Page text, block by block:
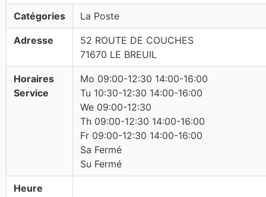
Catégories La Poste
Adresse
52 ROUTE DE COUCHES
71670 LE BREUIL
Horaires
Service
Mo 09:00-12:30 14:00-16:00
Tu 10:30-12:30 14:00-16:00
We 09:00-12:30
Th 09:00-12:30 14:00-16:00
Fr 09:00-12:30 14:00-16:00
Sa Fermé
Su Fermé
Heure